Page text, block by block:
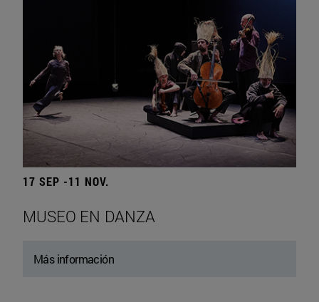
17 SEP -11 NOV.
MUSEO EN DANZA
Más información